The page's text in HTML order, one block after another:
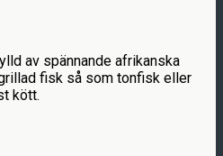
av spännande afrikanska
fisk så som tonfisk eller
kött.